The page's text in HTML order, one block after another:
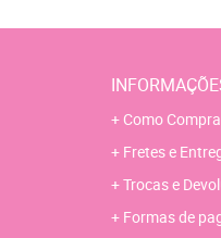
Como
Fretes e
Trocas e
Formas de